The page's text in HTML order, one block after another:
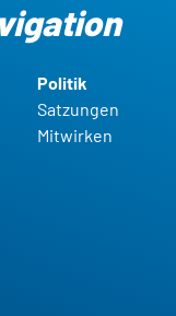
Politik
Satzungen
Mitwirken